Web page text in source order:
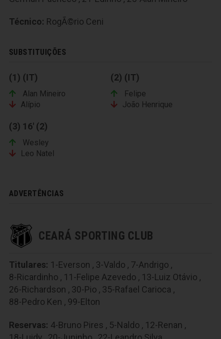
Técnico: RogÃ©rio Ceni
SUBSTITUIÇÕES
(1) (IT)
Alan Mineiro
Alípio
(2) (IT)
Felipe
João Henrique
(3) 16' (2)
Wesley
Leo Natel
ADVERTÊNCIAS
CEARÁ SPORTING CLUB
Titulares: 1-Everson , 3-Valdo , 7-Andrigo ,
8-Ricardinho , 11-Felipe Azevedo , 13-Luiz Otávio ,
26-Richardson , 30-Pio , 35-Rafael Carioca ,
88-Pedro Ken , 99-Elton
Reservas: 4-Bruno Pires , 5-Naldo , 12-Renan ,